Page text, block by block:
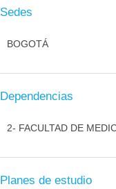
Sedes
BOGOTÁ
Dependencias
2- FACULTAD DE
Planes de estudio